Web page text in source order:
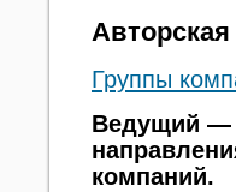
Группы
Ведущий —
компаний.